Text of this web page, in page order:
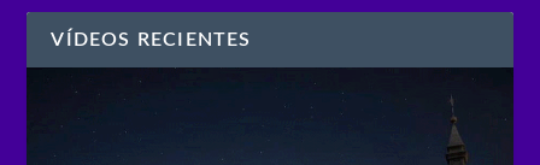
VÍDEOS RECIENTES